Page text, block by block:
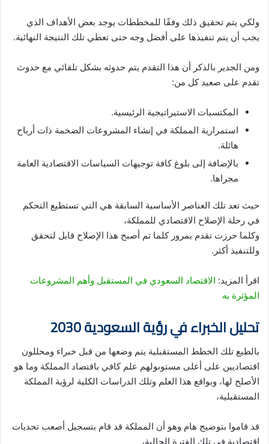
ولكي يتم تحقيق ذلك وفقًا للمخططات يوجد بعض الأهداف الذي
يجب أن يتم تنفيذها على أفضل وجه حتى تعطي تلك النتيجة النهائية.
ومن الجدير بالذكر أن هذا التقدم يتم حدوثه بشكل تلقائي مع حدوث
تقدم على صعيد كل من:
المكتسبات الاستيراتيجية الرئيسية.
استمرارية المملكة في إنشاء المشروعات الضخمة ذات أرباح
هائلة.
بالإضافة إلى بلوغ كافة توجيهات السياسات الاقتصادية العامة
مجراها.
حيث تعد تلك العناصر الأساسية السابقة هي التي تستطيع التحكم
في رحلة الإصلاح الاقتصادي للمملكة،
وكلما حرزت تقدم بمرور كلما تم أصبح هذا الإصلاح قابل لتحقق
وللتنفيذ أكثر.
اقرأ المزيد: الاقتصاد السعودي في المستقبل وأهم المشروعات
المؤثرة به
تحليل الخبراء في رؤية السعودية 2030
بالطبع تلك الخطط المستقبلية يتم وضعها من قبل خبراء ومحللون
اقتصاديين على أعلى مستوىولهم علم كافي باقتصاد المملكة وما هو
الأصلح لها، وبواقع هذا العلم وتلك الدراسات الكلية لرؤية المملكة
المستقبلية،
قد قاموا بتوضيح هام وهو أن المملكة قد قام بتسجيل أصعب تحديات
اقتصادية في تلك الفترة الحالية،